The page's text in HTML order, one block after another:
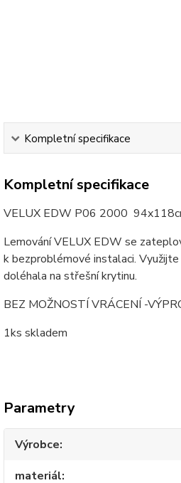
Kompletní specifikace
Kompletní specifikace
VELUX EDW P06 2000
Lemování VELUX EDW se
k bezproblémové instalaci.
doléhala na střešní krytinu.
BEZ MOŽNOSTÍ VRÁCENÍ -
1ks skladem
Parametry
Výrobce
materiál